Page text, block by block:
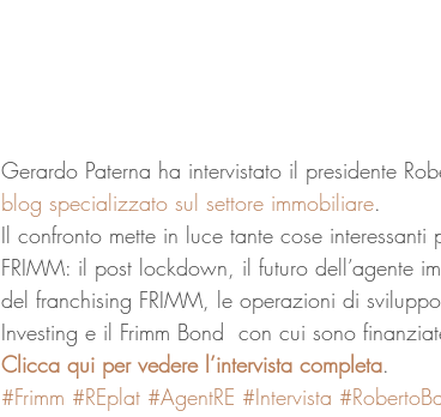
Gerardo Paterna ha intervistato il presidente
blog specializzato sul settore immobiliare.
Il confronto mette in luce tante cose
FRIMM: il post lockdown, il futuro dell’agente
del franchising FRIMM, le operazioni di
Investing e il Frimm Bond  con cui sono
Clicca qui per vedere l’intervista completa.
#Frimm #REplat #AgentRE #Intervista